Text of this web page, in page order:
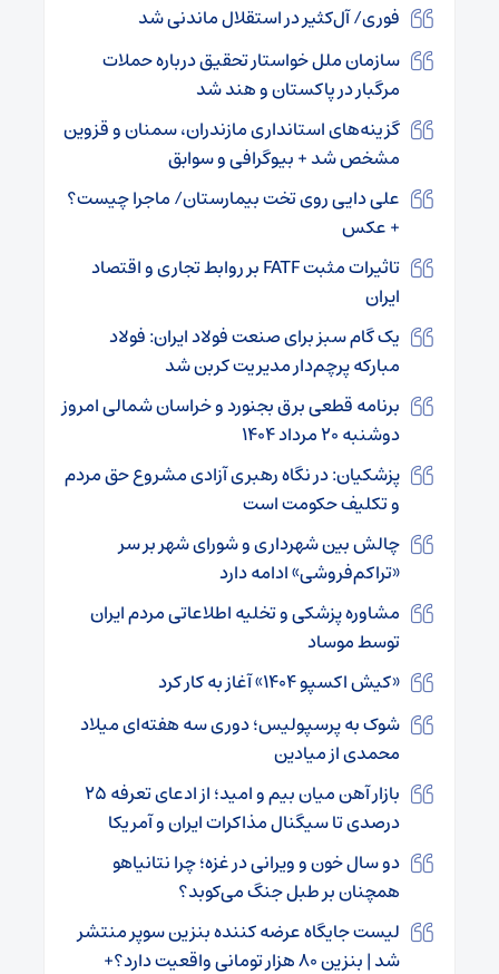
فوری/ آل‌کثیر در استقلال ماندنی شد
سازمان ملل خواستار تحقیق درباره حملات
مرگبار در پاکستان و هند شد
گزینه‌‌های استانداری مازندران، سمنان و قزوین
مشخص شد + بیوگرافی و سوابق
علی دایی روی تخت بیمارستان/ ماجرا چیست؟
+ عکس
تاثیرات مثبت FATF بر روابط تجاری و اقتصاد
ایران
یک گام سبز برای صنعت فولاد ایران: فولاد
مبارکه پرچم‌دار مدیریت کربن شد
برنامه قطعی برق بجنورد و خراسان شمالی امروز
دوشنبه ۲۰ مرداد ۱۴۰۴
پزشکیان: در نگاه رهبری آزادی مشروع حق مردم
و تکلیف حکومت است
چالش بین شهرداری و شورای شهر بر سر
«تراکم‌فروشی» ادامه دارد
مشاوره پزشکی و تخلیه اطلاعاتی مردم ایران
توسط موساد
«کیش اکسپو ۱۴۰۴» آغاز به کار کرد
شوک به پرسپولیس؛ دوری سه هفته‌ای میلاد
محمدی از میادین
بازار آهن میان بیم و امید؛ از ادعای تعرفه ۲۵
درصدی تا سیگنال مذاکرات ایران و آمریکا
دو سال خون و ویرانی در غزه؛ چرا نتانیاهو
همچنان بر طبل جنگ می‌کوبد؟
لیست جایگاه عرضه کننده بنزین سوپر منتشر
شد | بنزین ۸۰ هزار تومانی واقعیت دارد؟+